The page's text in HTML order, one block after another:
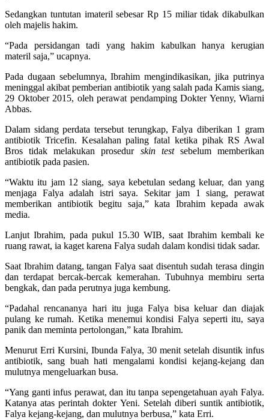
Sedangkan tuntutan imateril sebesar Rp 15 miliar tidak dikabulkan
oleh majelis hakim.
“Pada persidangan tadi yang hakim kabulkan hanya kerugian
materil saja,” ucapnya.
Pada dugaan sebelumnya, Ibrahim mengindikasikan, jika putrinya
meninggal akibat pemberian antibiotik yang salah pada Kamis siang,
29 Oktober 2015, oleh perawat pendamping Dokter Yenny, Wiarni
Abbas.
Dalam sidang perdata tersebut terungkap, Falya diberikan 1 gram
antibiotik Tricefin. Kesalahan paling fatal ketika pihak RS Awal
Bros tidak melakukan prosedur skin testsebelum memberikan
antibiotik pada pasien.
“Waktu itu jam 12 siang, saya kebetulan sedang keluar, dan yang
menjaga Falya adalah istri saya. Sekitar jam 1 siang, perawat
memberikan antibiotik begitu saja,” kata Ibrahim kepada awak
media.
Lanjut Ibrahim, pada pukul 15.30 WIB, saat Ibrahim kembali ke
ruang rawat, ia kaget karena Falya sudah dalam kondisi tidak sadar.
Saat Ibrahim datang, tangan Falya saat disentuh sudah terasa dingin
dan terdapat bercak-bercak kemerahan. Tubuhnya membiru serta
bengkak, dan pada perutnya juga kembung.
“Padahal rencananya hari itu juga Falya bisa keluar dan diajak
pulang ke rumah. Ketika menemui kondisi Falya seperti itu, saya
panik dan meminta pertolongan,” kata Ibrahim.
Menurut Erri Kursini, Ibunda Falya, 30 menit setelah disuntik infus
antibiotik, sang buah hati mengalami kondisi kejang-kejang dan
mulutnya mengeluarkan busa.
“Yang ganti infus perawat, dan itu tanpa sepengetahuan ayah Falya.
Katanya atas perintah dokter Yeni. Setelah diberi suntik antibiotik,
Falya kejang-kejang, dan mulutnya berbusa,” kata Erri.